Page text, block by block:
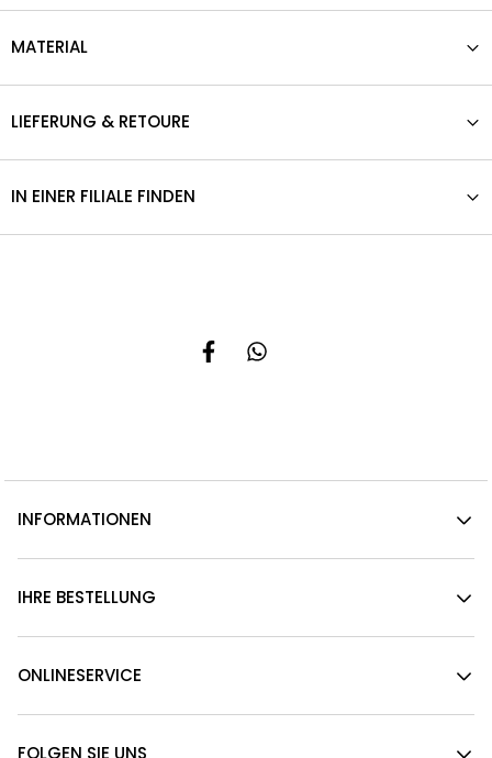
MATERIAL
LIEFERUNG & RETOURE
IN EINER FILIALE FINDEN
INFORMATIONEN
IHRE BESTELLUNG
ONLINESERVICE